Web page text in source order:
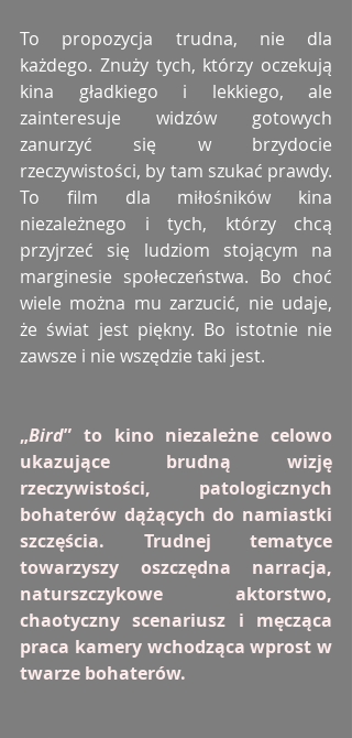
To propozycja trudna, nie dla
każdego. Znuży tych, którzy oczekują
kina gładkiego i lekkiego, ale
zainteresuje widzów gotowych
zanurzyć się w brzydocie
rzeczywistości, by tam szukać prawdy.
To film dla miłośników kina
niezależnego i tych, którzy chcą
przyjrzeć się ludziom stojącym na
marginesie społeczeństwa. Bo choć
wiele można mu zarzucić, nie udaje,
że świat jest piękny. Bo istotnie nie
zawsze i nie wszędzie taki jest.
„Bird” to kino niezależne celowo
ukazujące brudną wizję
rzeczywistości, patologicznych
bohaterów dążących do namiastki
szczęścia. Trudnej tematyce
towarzyszy oszczędna narracja,
naturszczykowe aktorstwo,
chaotyczny scenariusz i męcząca
praca kamery wchodząca wprost w
twarze bohaterów.